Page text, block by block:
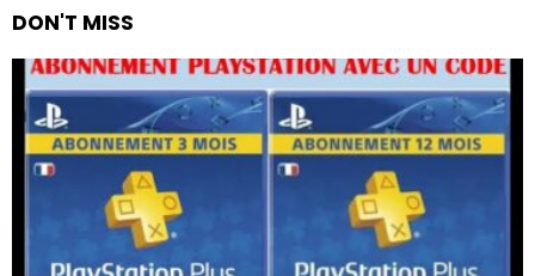
DON'T MISS